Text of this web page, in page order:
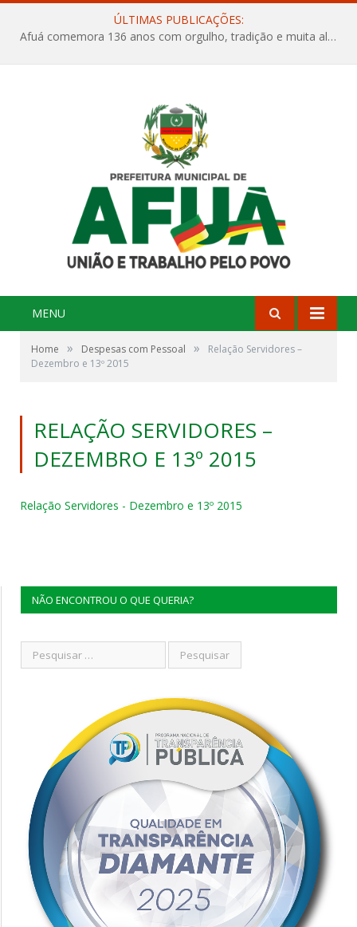
ÚLTIMAS PUBLICAÇÕES:
Afuá comemora 136 anos com orgulho, tradição e muita alegria na Quadra Dr. Nelson Salomão
MENU
Home » Despesas com Pessoal »
Relação Servidores –
Dezembro e 13º 2015
RELAÇÃO SERVIDORES –
DEZEMBRO E 13º 2015
Relação Servidores - Dezembro e 13º 2015
NÃO ENCONTROU O QUE QUERIA?